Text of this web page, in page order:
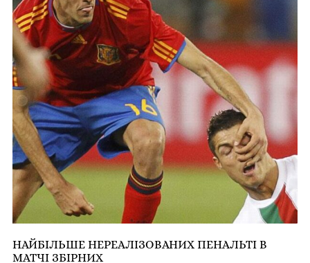
НАЙБІЛЬШЕ НЕРЕАЛІЗОВАНИХ ПЕНАЛЬТІ В
МАТЧІ ЗБІРНИХ